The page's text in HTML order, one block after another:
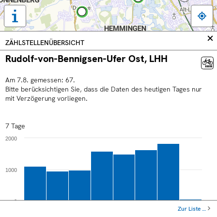
Tastaturbedienung,
Legende
und
weitere
Informationen
anzeigen
ZÄHLSTELLENÜBERSICHT
Rudolf-von-Bennigsen-Ufer Ost, LHH
Am 7.8. gemessen: 67.
Bitte berücksichtigen Sie, dass die Daten des heutigen Tages nur
mit Verzögerung vorliegen.
7 Tage
Fr
0
1000
2000
Zur Liste …